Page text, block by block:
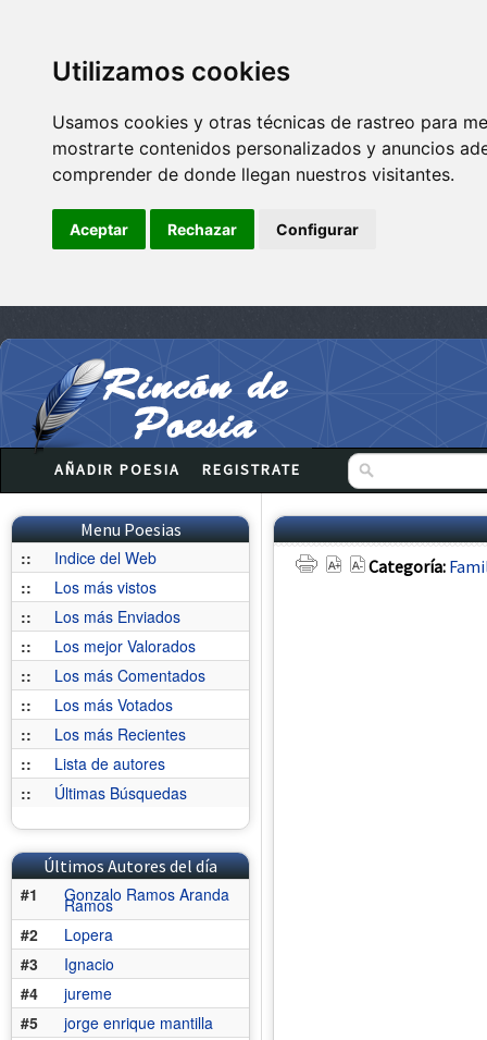
Utilizamos cookies
Usamos cookies y otras técnicas de rastreo para
mostrarte contenidos personalizados y anuncios
comprender de donde llegan nuestros visitantes.
Aceptar Rechazar Configurar
AÑADIR POESIA REGISTRATE
Menu Poesias
::
Indice del Web
::
Los más vistos
::
Los más Enviados
::
Los mejor Valorados
::
Los más Comentados
::
Los más Votados
::
Los más Recientes
::
Lista de autores
::
Últimas Búsquedas
Últimos Autores del día
#1
Gonzalo Ramos Aranda
Ramos
#2
Lopera
#3
Ignacio
#4
jureme
#5
jorge enrique mantilla
Categoría: